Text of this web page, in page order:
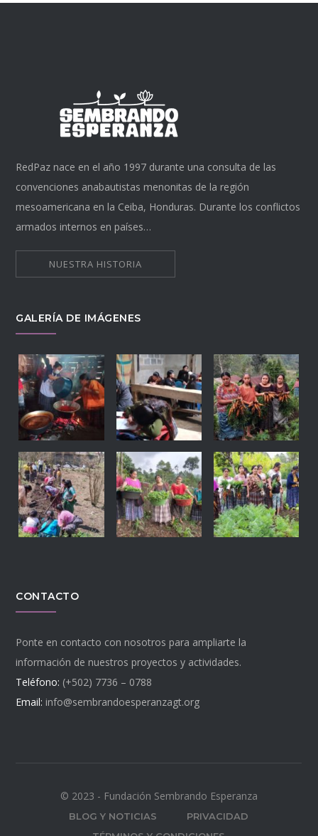
RedPaz nace en el año 1997 durante una consulta de las
convenciones anabautistas menonitas de la región
mesoamericana en la Ceiba, Honduras. Durante los conflictos
armados internos en países…
NUESTRA HISTORIA
GALERÍA DE IMÁGENES
CONTACTO
Ponte en contacto con nosotros para ampliarte la
información de nuestros proyectos y actividades.
Teléfono: (+502) 7736 – 0788
Email: info@sembrandoesperanzagt.org
© 2023 - Fundación Sembrando Esperanza
BLOG Y NOTICIAS
PRIVACIDAD